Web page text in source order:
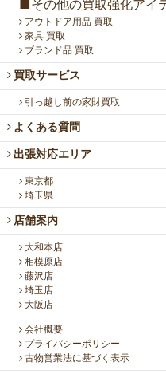
■その他の買取強化アイ
アウトドア用品 買取
家具 買取
ブランド品 買取
買取サービス
引っ越し前の家財買取
よくある質問
出張対応エリア
東京都
埼玉県
店舗案内
大和本店
相模原店
藤沢店
埼玉店
大阪店
会社概要
プライバシーポリシー
古物営業法に基づく表示